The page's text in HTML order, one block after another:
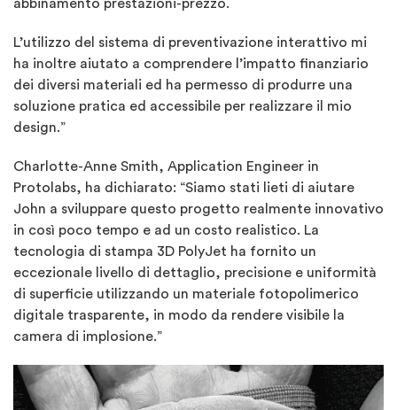
abbinamento prestazioni-prezzo.
L’utilizzo del sistema di preventivazione interattivo mi
ha inoltre aiutato a comprendere l’impatto finanziario
dei diversi materiali ed ha permesso di produrre una
soluzione pratica ed accessibile per realizzare il mio
design.”
Charlotte-Anne Smith, Application Engineer in
Protolabs, ha dichiarato: “Siamo stati lieti di aiutare
John a sviluppare questo progetto realmente innovativo
in così poco tempo e ad un costo realistico. La
tecnologia di stampa 3D PolyJet ha fornito un
eccezionale livello di dettaglio, precisione e uniformità
di superficie utilizzando un materiale fotopolimerico
digitale trasparente, in modo da rendere visibile la
camera di implosione.”